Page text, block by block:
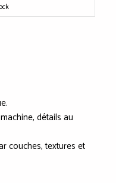
détails au
couches, textures et